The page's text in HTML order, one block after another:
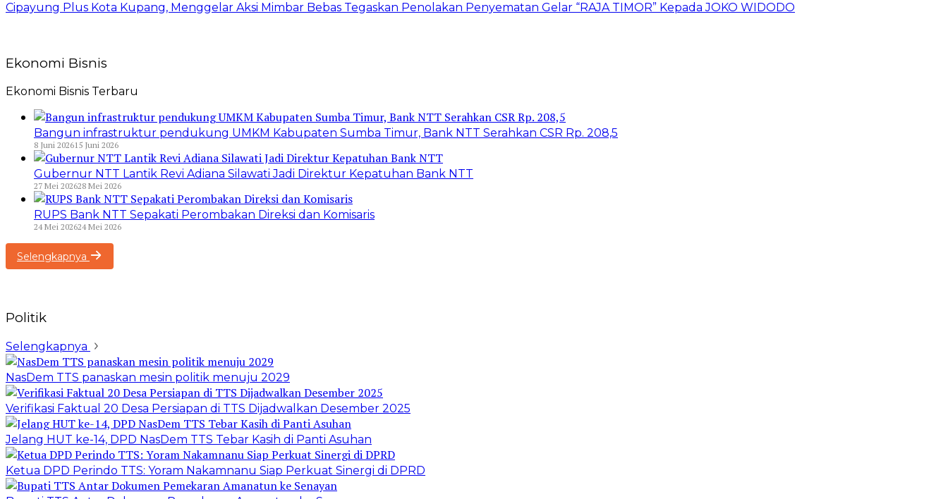
Cipayung Plus Kota Kupang, Menggelar Aksi Mimbar Bebas Tegaskan Penolakan Penyematan Gelar “RAJA TIMOR” Kepada JOKO WIDODO
Ekonomi Bisnis
Ekonomi Bisnis Terbaru
Bangun infrastruktur pendukung UMKM Kabupaten Sumba Timur, Bank NTT Serahkan CSR Rp. 208,5
8 Juni 202615 Juni 2026
Gubernur NTT Lantik Revi Adiana Silawati Jadi Direktur Kepatuhan Bank NTT
27 Mei 202628 Mei 2026
RUPS Bank NTT Sepakati Perombakan Direksi dan Komisaris
24 Mei 202624 Mei 2026
Selengkapnya
Politik
Selengkapnya
NasDem TTS panaskan mesin politik menuju 2029
Verifikasi Faktual 20 Desa Persiapan di TTS Dijadwalkan Desember 2025
Jelang HUT ke-14, DPD NasDem TTS Tebar Kasih di Panti Asuhan
Ketua DPD Perindo TTS: Yoram Nakamnanu Siap Perkuat Sinergi di DPRD